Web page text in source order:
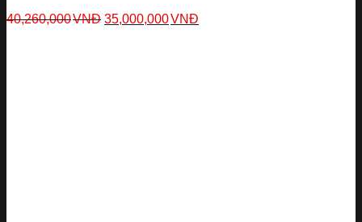
40,260,000VNĐ 35,000,000VNĐ